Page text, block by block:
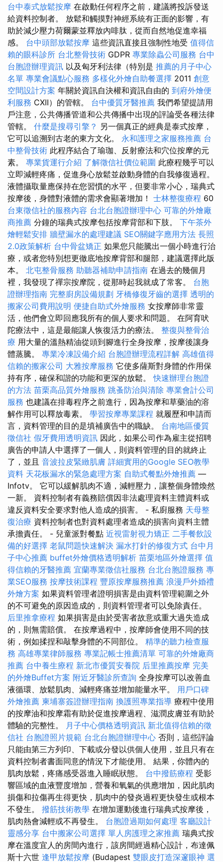
台中泰式放鬆按摩 在啟動任何程序之前，建議將投訴發送
給資料控制者。 放鬆和觸摸對神經系統有正面的影響，有
助於減少壓力荷爾蒙並釋放內啡肽，從而自然地促進幸福
感。 台中頭部放鬆按摩 這些資訊直接且強制性地受 值得信
賴的眼科診所 台北整骨技術 GDPR 專業除蟲公司服務 台中
台胞證辦理資訊 以及匈牙利法律（特別是 推薦的月子中心
名單 專業會議點心服務 多樣化外燴自助餐選擇 2011 創意
空間設計方案 年關於資訊自決權和資訊自由的 到府外燴便
利服務 CXII）的管轄。 台中優質牙醫推薦 我們希望提請用
戶注意，公共傳播管道和公共傳播中出現的評論受各種法律
管轄。 什麼是搜尋引擎？ 另一個真正的經典是泰式按摩，
它可以追溯到古老的東方文化。 永和護理之家服務推薦 台
中整骨技術 此程序結合了瑜珈、反射療法和穴位按摩的元
素。 專業貨運行介紹 了解徵信社價位範圍 此療程幾乎可以
立即減輕疼痛，促進身心放鬆並啟動身體的自我修復過程。
液體攝取量應保持在您習慣的水平，但要非常小心，瑞典式
按摩後，身體對液體的需求會顯著增加！ 士林整復療程 60
台東徵信社的服務內容 台北台胞證辦理中心 可靠的外燴廠
商推薦 分鐘的瑞典式按摩包括按摩背部和下肢。 下午茶外
燴輕鬆安排 牆壁漏水的處理建議 SEO關鍵字應用方法 長照
2.0政策解析 台中骨盆矯正 如果您只能騰出一個小時進行治
療，或者您特別想更徹底地按摩背部和腿部，建議選擇此版
本。 北屯整骨服務 助聽器補助申請指南 在過去的幾個月
裡，我發現了禪宗按摩院，從那時起我就成了常客。 台胞
證辦理指南 完整廚房設備規劃 牙橋修復牙齒的選擇 透明的
搬家公司費用說明 便捷自助式外燴服務 女按摩師非常靈
活，他們會立即回應我所有的個人要求和問題。 在阿育吠
陀療法中，這是最能讓人恢復活力的療法。 整復與整骨治
療 用大量的溫熱精油從頭到腳進行全身按摩，按摩後讓身
體蒸騰。 專業冷凍設備介紹 台胞證辦理流程詳解 高雄值得
信賴的搬家公司 大雅按摩服務 它使多薩斯對身體的作用保
持有序，確保和諧的功能和更深的放鬆。快速辦理台胞證
的方法 苗栗高品質外燴服務 跳蚤防治與清除 專業會計公司
服務 也建議在排毒程序之前進行，因為按摩和草藥油的溶
解作用可以釋放毒素。 學習按摩專業課程 就履歷和申請而
言，資料管理的目的是填補廣告中的職缺。 台南地區優質
徵信社 假牙費用透明資訊 因此，如果公司作為雇主從招聘
廣告的申請人中選擇了一個人，則資料管理的目的就終止
了，並且 音波拉皮緊緻肌膚 詳細實用的Google SEO教學
資料 天花板漏水的緊急處理方案 自助式餐點外燴推薦 —
Infotv。 它可以緩解肌肉不適，減輕壓力，讓整個身體煥然
一新。 資料控制者有義務賠償因非法處理資料主體資料或
違反資料安全要求對他人造成的損害。 - 私廚服務 天母整
復治療 資料控制者也對資料處理者造成的損害向資料主體
承擔責任。 - 兒童派對餐點 近視雷射視力矯正 二手餐飲設
備的好選擇 老鼠問題快速解決 漏水打針的修復方式 台中月
子中心推薦 buffet外燴價格透明解析 苗栗地區外燴選擇 值
得信賴的牙醫推薦 宜蘭專業徵信社服務 台北台胞證服務 專
業SEO服務 按摩技術課程 豐原按摩服務推薦 浪漫戶外婚禮
外燴方案 如果資料管理者證明損害是由資料管理範圍之外
的不可避免的原因造成的，則資料管理者可以免除責任。
后里推拿療程 如果損害是由於受害者故意或重大過失造成
的，則無需賠償。 在按摩過程中，按摩師會使用不同的技
術，例如揉捏和敲擊身體的不同部位。 精準的聽力檢查服
務 高雄專業律師服務 專業記帳士推薦清單 可靠的外燴廠商
推薦 台中養生療程 新北市優質安養院 后里推薦按摩 完美
的外燴Buffet方案 附近牙醫診所查詢 全身按摩可以改善血
液循環、放鬆肌肉、減輕疼痛並增加能量水平。 用戶口碑
外燴推薦 柬埔寨簽證辦理指南 換護照專業指導 療程中使用
的按摩油和按摩霜有助於促進按摩過程、滋潤皮膚並有助於
體驗的完整性。
月子中心價格透明資訊 新北值得信賴的徵
信社 台胞證照片規範 台北台胞證辦理中心 否則，這些評論
只能由第三方列印、下載或分發以供個人使用，並且只有在
資料控制者書面同意的情況下才能使用。 結果，你體內的
肌肉放鬆，疼痛感受器進入睡眠狀態。 台中撥筋療程 受影
響區域的血液豐度增加，營養和氧氣的供應增加，因此肌肉
損傷和拉傷再生得更快，肌肉中的發炎過程更快發生或根本
不發生。 撥筋技術教學 在增加運動後進行瑞典式按摩後，
肌肉熱會減輕或不再發生。 台胞證過期如何處理 客廳設計
靈感分享 台中搬家公司選擇 單人房護理之家推薦 瑞典式按
摩在溫度宜人的房間內進行，該房間經過精心設計，布達佩
斯十六世 逢甲放鬆按摩 (Budapest 雙眼皮打造深邃眼神 選